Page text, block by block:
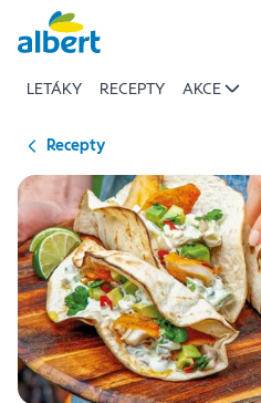
Přeskočit
LETÁKY RECEPTY AKCE
Recepty